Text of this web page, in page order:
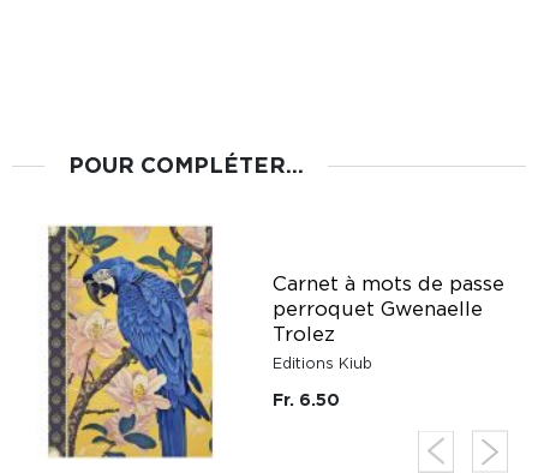
POUR COMPLÉTER...
Carnet à mots de passe
perroquet Gwenaelle
Trolez
Editions Kiub
Fr. 6.50